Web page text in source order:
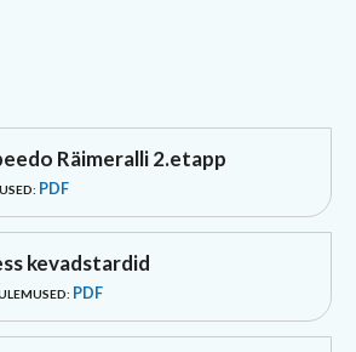
Räimeralli 2.etapp
PDF
kevadstardid
PDF